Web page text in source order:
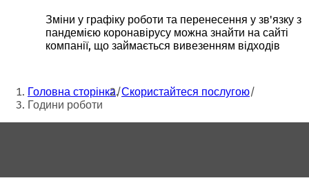
і
д
к
а
т
Зміни у графіку роботи та перенесення у зв'язку з
пандемією коронавірусу можна знайти на сайті
компанії, що займається вивезенням відходів
Ти
тут:
Головна сторінка Скористайтеся послугою
Години роботи